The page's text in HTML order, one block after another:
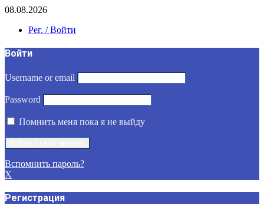
08.08.2026
Рег. / Войти
Войти
Username or email
Password
Помнить меня пока я не выйду
Вспомнить пароль?
X
Регистрация